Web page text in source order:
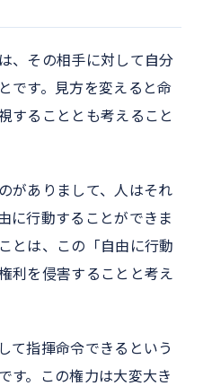
、その相手に対して自分
です。見方を変えると命
することとも考えること
がありまして、人はそれ
に行動することができま
とは、この「自由に行動
利を侵害することと考え
て指揮命令できるという
す。この権力は大変大き